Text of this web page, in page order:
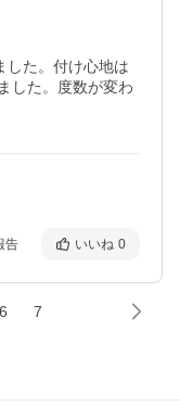
した。付け心地は
した。度数が変わ
告 いいね 0
6 7